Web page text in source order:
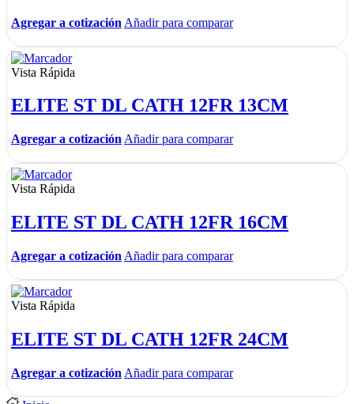
Agregar a cotización Añadir para comparar
Vista Rápida
ELITE ST DL CATH 12FR 13CM
Agregar a cotización Añadir para comparar
Vista Rápida
ELITE ST DL CATH 12FR 16CM
Agregar a cotización Añadir para comparar
Vista Rápida
ELITE ST DL CATH 12FR 24CM
Agregar a cotización Añadir para comparar